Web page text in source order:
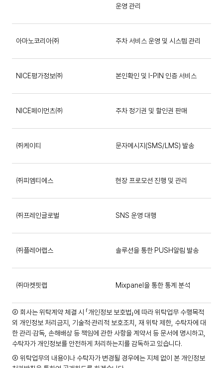
운영 관리
아마노코리아㈜ 주차 서비스 운영 및 시스템 관리
NICE평가정보㈜ 본인확인 및 I-PIN 인증 서비스
NICE페이먼츠㈜ 주차 정기권 및 할인권 판매
㈜케이티 문자메시지(SMS/LMS) 발송
㈜피엠티에스 현장 프로모션 진행 및 관리
㈜프레인글로벌 SNS 운영 대행
㈜플레어랩스 솔루션을 통한 PUSH알림 발송
㈜마켓핏랩 Mixpanel을 통한 통계 분석
② 회사는 위탁계약 체결 시 「개인정보 보호법」에 따라 위탁업무 수행목적
외 개인정보 처리금지, 기술적·관리적 보호조치, 재 위탁 제한, 수탁자에 대
한 관리·감독, 손해배상 등 책임에 관한 사항을 계약서 등 문서에 명시하고,
수탁자가 개인정보를 안전하게 처리하는지를 감독하고 있습니다.
③ 위탁업무의 내용이나 수탁자가 변경될 경우에는 지체 없이 본 개인정보